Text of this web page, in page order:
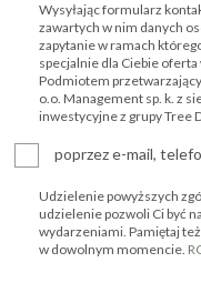
Wysyłając formularz
zawartych w nim danych
zapytanie w ramach
specjalnie dla Ciebie
Podmiotem
o.o. Management sp. k. z
inwestycyjne z grupy Tree
poprzez e-mail,
Udzielenie powyższych
udzielenie pozwoli Ci być
wydarzeniami. Pamiętaj
w dowolnym momencie.